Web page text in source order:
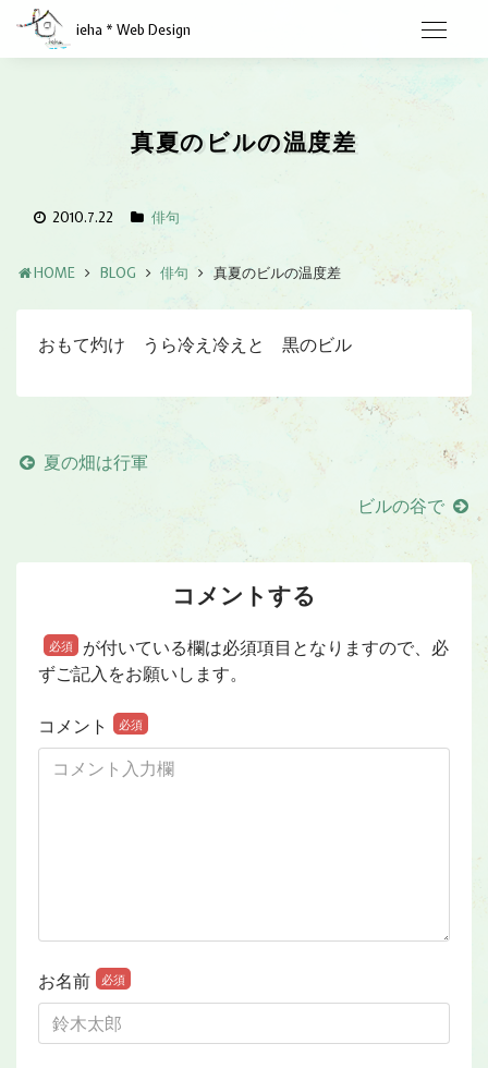
ieha * Web Design
真夏のビルの温度差
2010.7.22 俳句
HOME BLOG 俳句 真夏のビルの温度差
おもて灼け うら冷え冷えと 黒のビル
夏の畑は行軍
ビルの谷で
コメントする
必須
が付いている欄は必須項目となりますので、必
ずご記入をお願いします。
コメント 必須
お名前 必須